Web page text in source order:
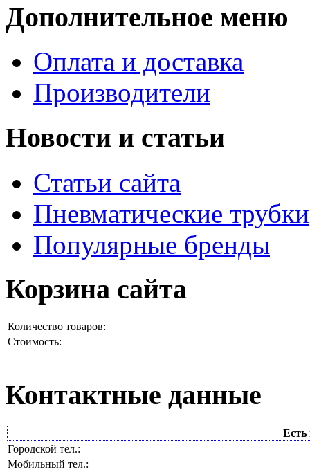
Дополнительное меню
Оплата и доставка
Производители
Новости и статьи
Статьи сайта
Пневматические трубки
Популярные бренды
Корзина сайта
Количество товаров:
Стоимость:
Контактные данные
Есть
Городской тел.:
Мобильный тел.: